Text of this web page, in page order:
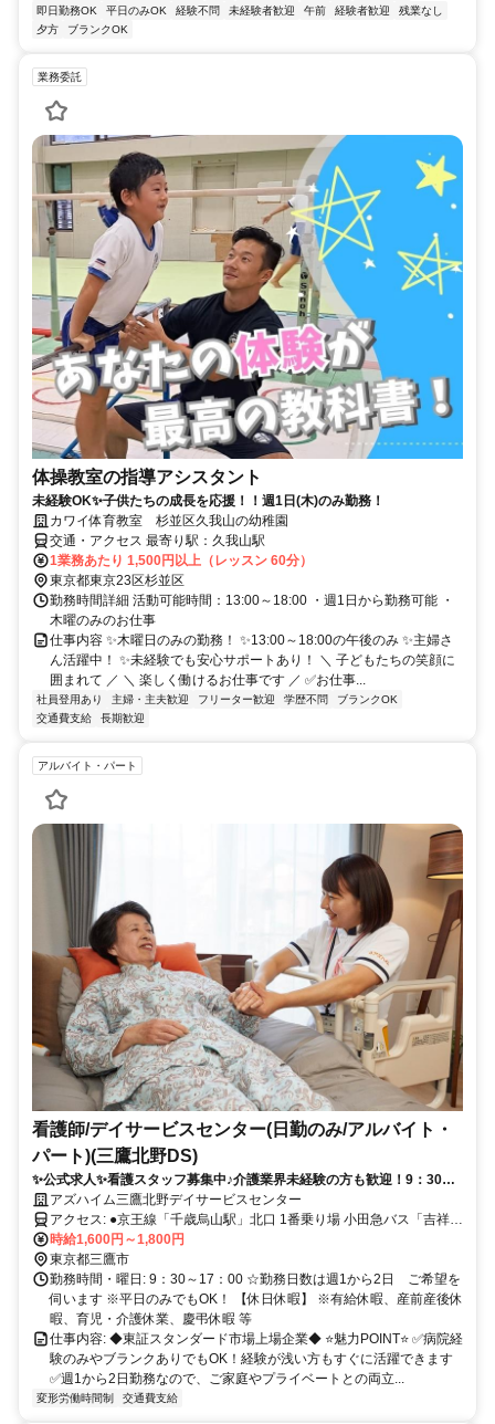
即日勤務OK
平日のみOK 経験不問 未経験者歓迎 午前 経験者歓迎
残業なし
夕方
ブランクOK
業務委託
体操教室の指導アシスタント
未経験OK✨子供たちの成長を応援！！週1日(木)のみ勤務！
カワイ体育教室 杉並区久我山の幼稚園
交通・アクセス 最寄り駅：久我山駅
1業務あたり 1,500円以上（レッスン 60分）
東京都東京23区杉並区
勤務時間詳細 活動可能時間：13:00～18:00 ・週1日から勤務可能 ・
木曜のみのお仕事
仕事内容 ✨木曜日のみの勤務！ ✨13:00～18:00の午後のみ ✨主婦さ
ん活躍中！ ✨未経験でも安心サポートあり！ ＼ 子どもたちの笑顔に
囲まれて ／ ＼ 楽しく働けるお仕事です ／ ✅お仕事...
社員登用あり 主婦・主夫歓迎 フリーター歓迎 学歴不問
ブランクOK
交通費支給
長期歓迎
アルバイト・パート
看護師/デイサービスセンター(日勤のみ/アルバイト・
パート)(三鷹北野DS)
✨公式求人✨看護スタッフ募集中♪介護業界未経験の方も歓迎！9：30～
17：00/短時間もOK/週1日から2日勤務/Wワーク◎
アズハイム三鷹北野デイサービスセンター
アクセス: ●京王線「千歳烏山駅」北口 1番乗り場 小田急バス「吉祥寺
駅行」乗車5分「北野水無」下車 徒歩6分 ●京王井の頭線「吉祥寺
駅」南口 2番乗り場 小田急バス「千歳烏山駅北口行」乗車19分「北
野水無」下車 徒歩7分
時給1,600円～1,800円
東京都三鷹市
勤務時間・曜日: 9：30～17：00 ☆勤務日数は週1から2日 ご希望を
伺います ※平日のみでもOK！ 【休日休暇】 ※有給休暇、産前産後休
暇、育児・介護休業、慶弔休暇 等
仕事内容: ◆東証スタンダード市場上場企業◆ ⭐️魅力POINT⭐️ ✅病院経
験のみやブランクありでもOK！経験が浅い方もすぐに活躍できます
✅週1から2日勤務なので、ご家庭やプライベートとの両立...
変形労働時間制 交通費支給